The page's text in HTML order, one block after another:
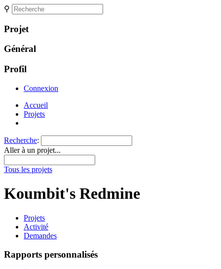
⚲
Projet
Général
Profil
Connexion
Accueil
Projets
Recherche:
Aller à un projet...
Tous les projets
Koumbit's Redmine
Projets
Activité
Demandes
Rapports personnalisés